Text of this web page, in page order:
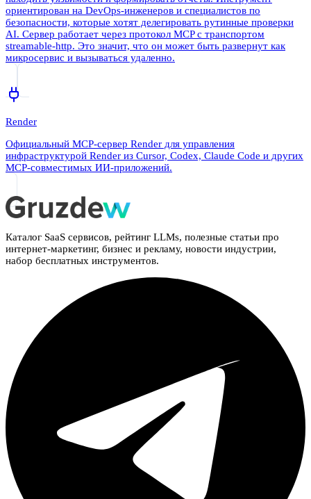
ориентирован на DevOps-инженеров и специалистов по
безопасности, которые хотят делегировать рутинные проверки
AI. Сервер работает через протокол MCP с транспортом
streamable-http. Это значит, что он может быть развернут как
микросервис и вызываться удаленно.
Render
Официальный MCP-сервер Render для управления
инфраструктурой Render из Cursor, Codex, Claude Code и других
MCP-совместимых ИИ-приложений.
Каталог SaaS сервисов, рейтинг LLMs, полезные статьи про
интернет-маркетинг, бизнес и рекламу, новости индустрии,
набор бесплатных инструментов.